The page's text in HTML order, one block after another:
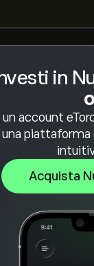
in
un account
una
Acquista